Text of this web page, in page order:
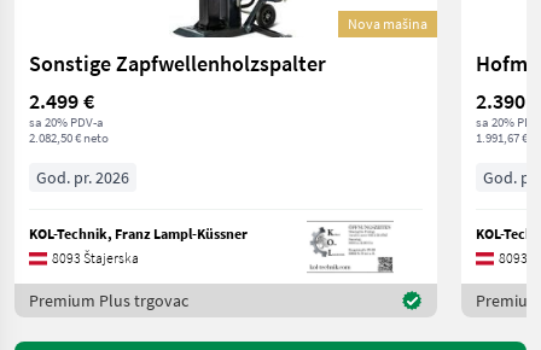
Nova mašina
Sonstige Zapfwellenholzspalter
2.499 €
sa 20% PDV-a
2.082,50 € neto
God. pr. 2026
KOL-Technik, Franz Lampl-Küssner
8093 Štajerska
Premium Plus trgovac
2.390 €
sa 20%
1.991,67 €
God.
KOL-
8093